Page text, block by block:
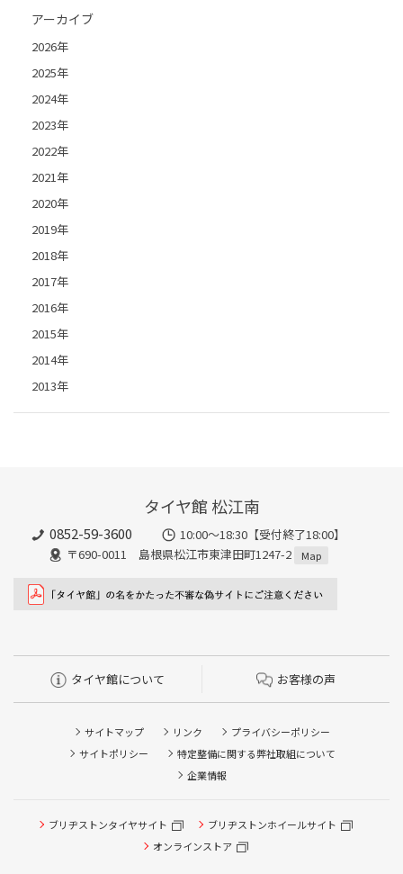
アーカイブ
2026年
2025年
2024年
2023年
2022年
2021年
2020年
2019年
2018年
2017年
2016年
2015年
2014年
2013年
タイヤ館 松江南
0852-59-3600
10:00～18:30【受付終了18:00】
〒690-0011 島根県松江市東津田町1247-2
Map
タイヤ館について お客様の声
サイトマップ リンク
プライバシーポリシー
サイトポリシー
特定整備に関する弊社取組について
企業情報
ブリヂストンタイヤサイト
ブリヂストンホイールサイト
オンラインストア
タイヤ点検・安全点検/タイヤ履き替え/オイル交換/その他
ピット作業の予約